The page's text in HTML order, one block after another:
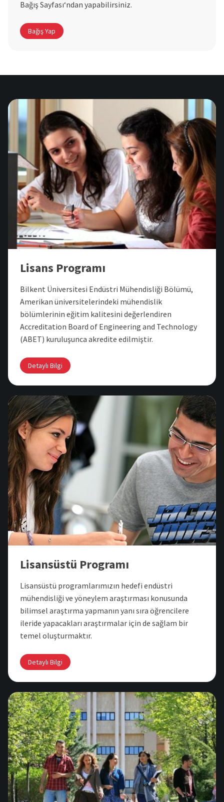
Bağış Sayfası‘ndan yapabilirsiniz.
Bağış Yap
Lisans Programı
Bilkent Üniversitesi Endüstri Mühendisliği Bölümü,
Amerikan üniversitelerindeki mühendislik
bölümlerinin eğitim kalitesini değerlendiren
Accreditation Board of Engineering and Technology
(ABET) kuruluşunca akredite edilmiştir.
Detaylı Bilgi
Lisansüstü Programı
Lisansüstü programlarımızın hedefi endüstri
mühendisliği ve yöneylem araştırması konusunda
bilimsel araştırma yapmanın yanı sıra öğrencilere
ileride yapacakları araştırmalar için de sağlam bir
temel oluşturmaktır.
Detaylı Bilgi